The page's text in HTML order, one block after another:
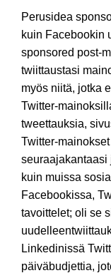
Perusidea
kuin Facebookin
sponsored post-
twiittaustasi
myös niitä, jotka
Twitter-
tweettauksia,
Twitter-
seuraajakantaasi
kuin muissa
Facebookissa,
tavoittelet; oli se
Linkedinissä
päiväbudjettia,